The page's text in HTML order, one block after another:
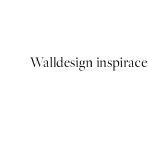
Walldesign inspirace